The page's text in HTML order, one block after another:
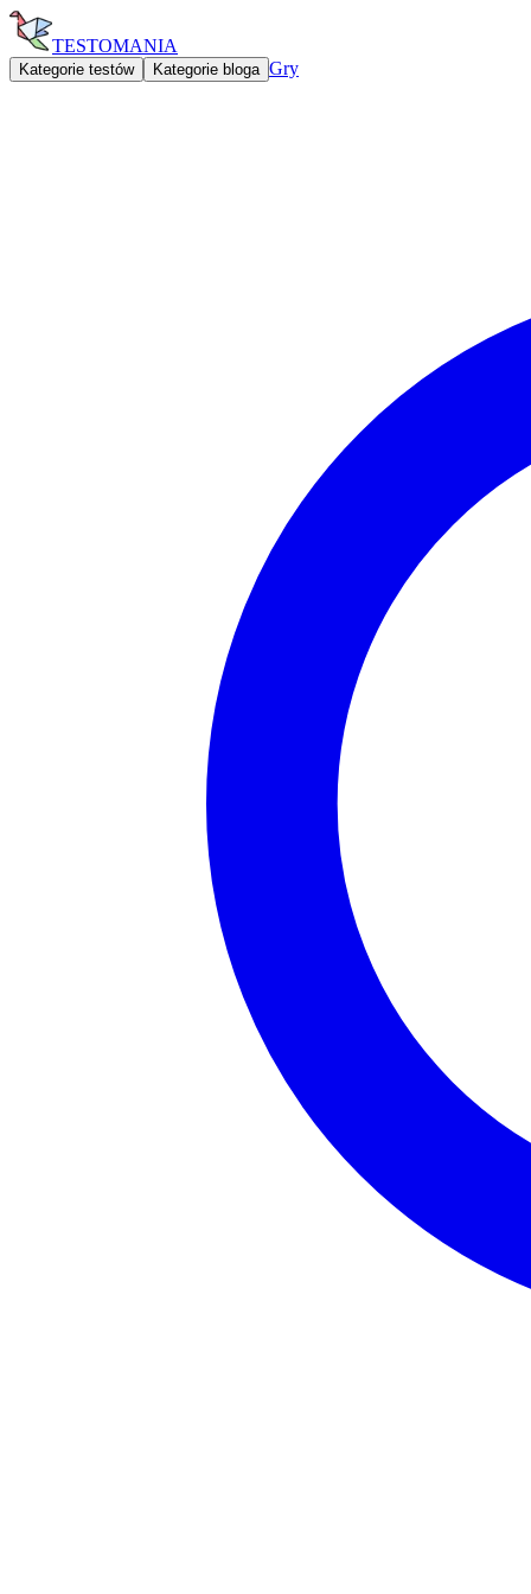
TESTOMANIA
Kategorie testów Kategorie bloga Gry